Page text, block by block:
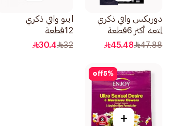
دوريكس واقي ذكري
لمتعه أكثر 6قطعة
47.88
45.48
اينو واقي ذكري
12قطعة
32
30.4
5%
off
+